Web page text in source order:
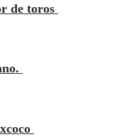
de toros